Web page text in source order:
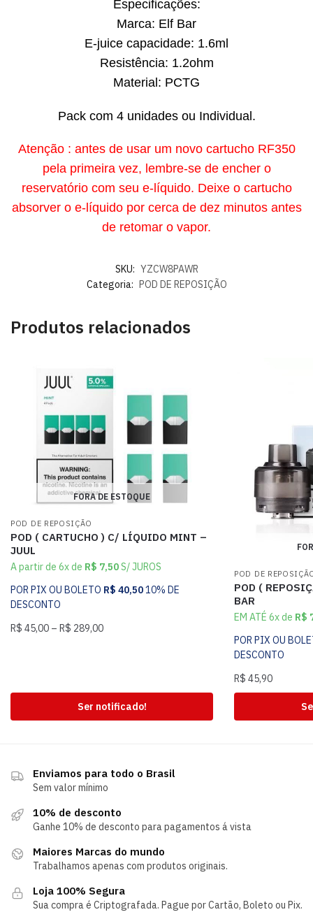
Especificações:
Marca: Elf Bar
E-juice capacidade: 1.6ml
Resistência: 1.2ohm
Material: PCTG
Pack com 4 unidades ou Individual.
Atenção : antes de usar um novo cartucho RF350
pela primeira vez, lembre-se de encher o
reservatório com seu e-líquido. Deixe o cartucho
absorver o e-líquido por cerca de dez minutos antes
de retomar o vapor.
SKU: YZCW8PAWR
Categoria: POD DE REPOSIÇÃO
Produtos relacionados
FORA DE ESTOQUE
POD DE REPOSIÇÃO
POD ( CARTUCHO ) C/ LÍQUIDO MINT –
JUUL
A partir de 6x de R$ 7,50S/ JUROS
POR PIX OU BOLETO R$ 40,5010% DE
DESCONTO
R$ 45,00 – R$ 289,00
Ser notificado!
POD DE
POD (
BAR
EM ATÉ 6x de R$
POR PIX OU
DESCONTO
R$ 45,90
Enviamos para todo o Brasil
Sem valor mínimo
10% de desconto
Ganhe 10% de desconto para pagamentos á vista
Maiores Marcas do mundo
Trabalhamos apenas com produtos originais.
Loja 100% Segura
Sua compra é Criptografada. Pague por Cartão, Boleto ou Pix.